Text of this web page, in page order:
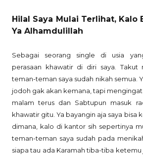
Hilal Saya Mulai Terlihat, Kalo
Ya Alhamdulillah
Sebagai seorang single di usia
perasaan khawatir di diri saya.
teman-teman saya sudah nikah semua.
jodoh gak akan kemana, tapi
malam terus dan Sabtupun masuk
khawatir gitu. Ya bayangin aja saya bisa
dimana, kalo di kantor sih sepertinya
teman-teman saya sudah pada
siapa tau ada Karamah tiba-tiba